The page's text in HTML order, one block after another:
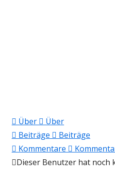
Über
Über
Beiträge
Beiträge
Kommentare
Dieser Benutzer hat noch